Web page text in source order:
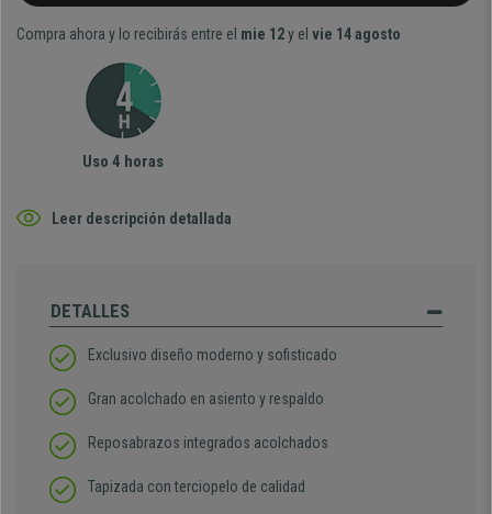
Compra ahora y lo recibirás entre el mie 12y el vie 14 agosto
Uso 4 horas
Leer descripción detallada
DETALLES
Exclusivo diseño moderno y sofisticado
Gran acolchado en asiento y respaldo
Reposabrazos integrados acolchados
Tapizada con terciopelo de calidad